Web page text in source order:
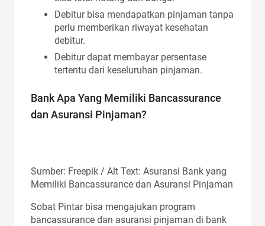
Debitur bisa mendapatkan pinjaman tanpa
perlu memberikan riwayat kesehatan
debitur.
Debitur dapat membayar persentase
tertentu dari keseluruhan pinjaman.
Bank Apa Yang Memiliki Bancassurance
dan Asuransi Pinjaman?
Sumber: Freepik / Alt Text: Asuransi Bank yang
Memiliki Bancassurance dan Asuransi Pinjaman
Sobat Pintar bisa mengajukan program
bancassurance dan asuransi pinjaman di bank